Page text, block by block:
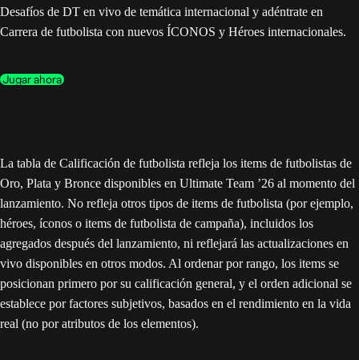
Desafíos de DT en vivo de temática internacional y adéntrate en
Carrera de futbolista con nuevos ÍCONOS y Héroes internacionales.
Jugar ahora
La tabla de Calificación de futbolista refleja los items de futbolistas de
Oro, Plata y Bronce disponibles en Ultimate Team ’26 al momento del
lanzamiento. No refleja otros tipos de items de futbolista (por ejemplo,
héroes, íconos o items de futbolista de campaña), incluidos los
agregados después del lanzamiento, ni reflejará las actualizaciones en
vivo disponibles en otros modos. Al ordenar por rango, los items se
posicionan primero por su calificación general, y el orden adicional se
establece por factores subjetivos, basados en el rendimiento en la vida
real (no por atributos de los elementos).